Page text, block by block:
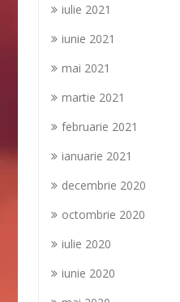
iulie 2021
iunie 2021
mai 2021
martie 2021
februarie 2021
ianuarie 2021
decembrie 2020
octombrie 2020
iulie 2020
iunie 2020